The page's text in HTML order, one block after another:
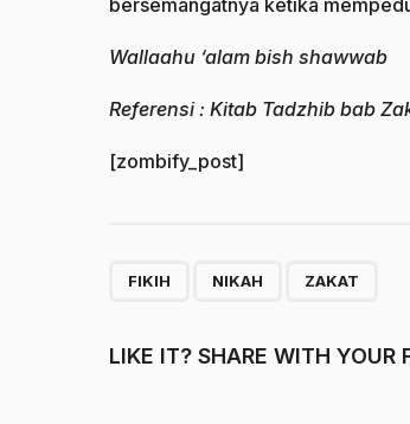
bersemangatnya ketika
Wallaahu ‘alam bish shawwab
Referensi : Kitab Tadzhib bab
[zombify_post]
FIKIH NIKAH ZAKAT
LIKE IT? SHARE WITH YOUR